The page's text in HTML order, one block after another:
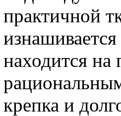
практичной
находится
крепка и